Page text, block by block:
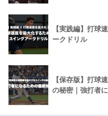
【実践編】打球
ークドリル
【保存版】打球
の秘密｜強打者